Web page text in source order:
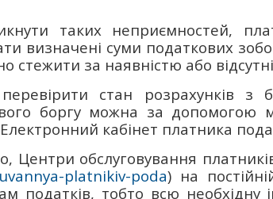
таких неприємностей,
визначені суми податкових
стежити за наявністю або
стан розрахунків з
боргу можна за допомогою
кабінет платника
Центри обслуговування
platnikiv-poda) на
податків, тобто всю